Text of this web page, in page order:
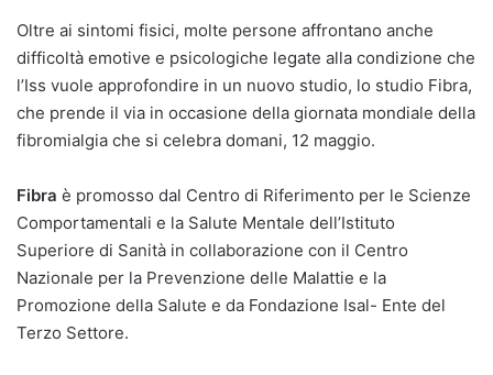
Oltre ai sintomi fisici, molte persone affrontano anche
difficoltà emotive e psicologiche legate alla condizione che
l’Iss vuole approfondire in un nuovo studio, lo studio Fibra,
che prende il via in occasione della giornata mondiale della
fibromialgia che si celebra domani, 12 maggio.
Fibra è promosso dal Centro di Riferimento per le Scienze
Comportamentali e la Salute Mentale dell’Istituto
Superiore di Sanità in collaborazione con il Centro
Nazionale per la Prevenzione delle Malattie e la
Promozione della Salute e da Fondazione Isal- Ente del
Terzo Settore.